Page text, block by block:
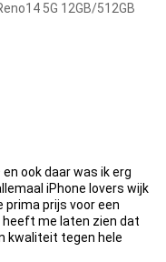
5G 12GB/512GB
ook daar was ik erg
iPhone lovers wijk
prima prijs voor een
me laten zien dat
kwaliteit tegen hele